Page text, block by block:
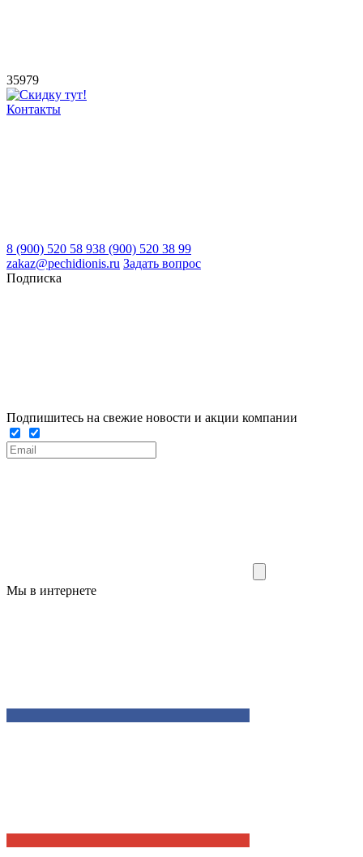
35979
Контакты
8 (900) 520 58 938 (900) 520 38 99
zakaz@pechidionis.ru Задать вопрос
Подписка
Подпишитесь на свежие новости и акции компании
Мы в интернете